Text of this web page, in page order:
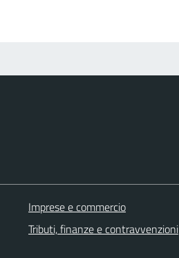
Imprese e commercio
Tributi, finanze e contravvenzioni